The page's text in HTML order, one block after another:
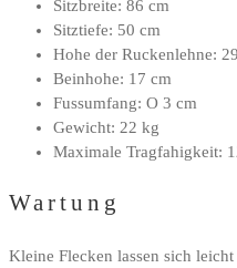
Sitzbreite: 86 cm
Sitztiefe: 50 cm
Hohe der Ruckenlehne:
Beinhohe: 17 cm
Fussumfang: O 3 cm
Gewicht: 22 kg
Maximale Tragfahigkeit:
Wartung
Kleine Flecken lassen sich